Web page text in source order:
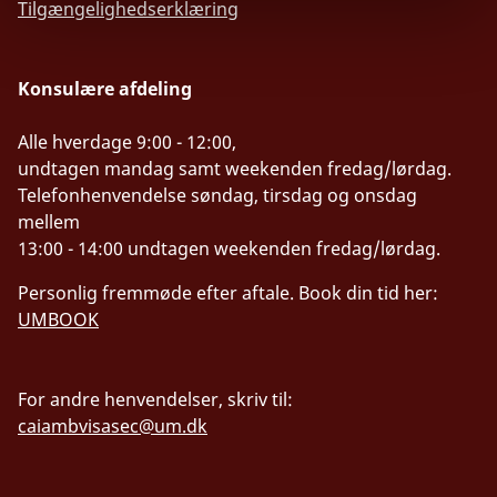
Tilgængelighedserklæring
Konsulære afdeling
Alle hverdage 9:00 - 12:00,
undtagen mandag samt weekenden fredag/lørdag.
Telefonhenvendelse søndag, tirsdag og onsdag
mellem
13:00 - 14:00 undtagen weekenden fredag/lørdag.
Personlig fremmøde efter aftale. Book din tid her:
UMBOOK
For andre henvendelser, skriv til:
caiambvisasec@um.dk